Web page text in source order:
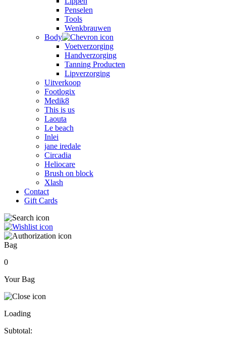
Penselen
Tools
Wenkbrauwen
Body
Voetverzorging
Handverzorging
Tanning Producten
Lipverzorging
Uitverkoop
Footlogix
Medik8
This is us
Laouta
Le beach
Inlei
jane iredale
Circadia
Heliocare
Brush on block
Xlash
Contact
Gift Cards
Bag
0
Your Bag
Loading
Subtotal: